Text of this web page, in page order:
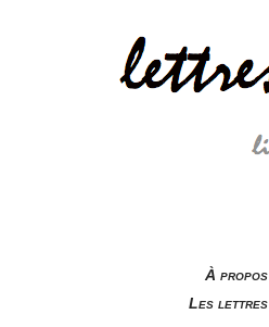
À propos
Les lettres